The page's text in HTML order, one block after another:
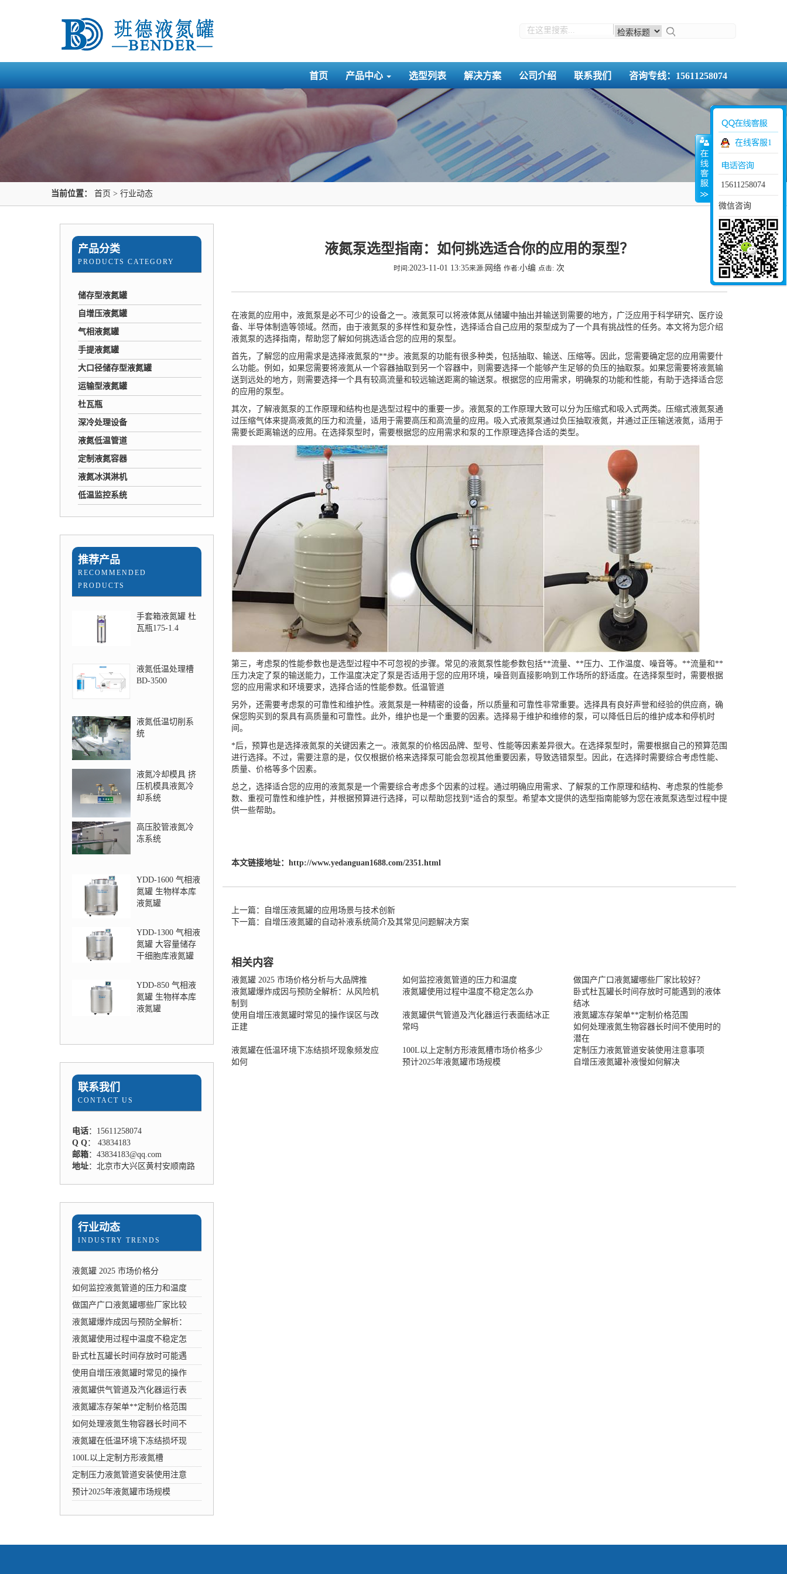
首页 产品中心 选型列表 解决方案 公司介绍 联系我们 咨询专线：15611258074
当前位置： 首页 > 行业动态
产品分类
PRODUCTS CATEGORY
储存型液氮罐
自增压液氮罐
气相液氮罐
手提液氮罐
大口径储存型液氮罐
运输型液氮罐
杜瓦瓶
深冷处理设备
液氮低温管道
定制液氮容器
液氮冰淇淋机
低温监控系统
推荐产品
RECOMMENDED
PRODUCTS
手套箱液氮罐 杜
瓦瓶175-1.4
液氮低温处理槽
BD-3500
液氮低温切削系
统
液氮冷却模具 挤
压机模具液氮冷
却系统
高压胶管液氮冷
冻系统
YDD-1600 气相液
氮罐 生物样本库
液氮罐
YDD-1300 气相液
氮罐 大容量储存
干细胞库液氮罐
YDD-850 气相液
氮罐 生物样本库
液氮罐
联系我们
CONTACT US
电话：15611258074
Q Q： 43834183
邮箱：43834183@qq.com
地址：北京市大兴区黄村安顺南路
行业动态
INDUSTRY TRENDS
液氮罐 2025 市场价格分
如何监控液氮管道的压力和温度
做国产广口液氮罐哪些厂家比较
液氮罐爆炸成因与预防全解析：
液氮罐使用过程中温度不稳定怎
卧式杜瓦罐长时间存放时可能遇
使用自增压液氮罐时常见的操作
液氮罐供气管道及汽化器运行表
液氮罐冻存架单**定制价格范围
如何处理液氮生物容器长时间不
液氮罐在低温环境下冻结损坏现
100L以上定制方形液氮槽
定制压力液氮管道安装使用注意
预计2025年液氮罐市场规模
液氮泵选型指南：如何挑选适合你的应用的泵型？
时间:2023-11-01 13:35来源:网络作者:小编 点击: 次
在液氮的应用中，液氮泵是必不可少的设备之一。液氮泵可以将液体氮从储罐中抽出并输送到需要的地方，广泛应用于科学研究、医疗设
备、半导体制造等领域。然而，由于液氮泵的多样性和复杂性，选择适合自己应用的泵型成为了一个具有挑战性的任务。本文将为您介绍
液氮泵的选择指南，帮助您了解如何挑选适合您的应用的泵型。
首先，了解您的应用需求是选择液氮泵的**步。液氮泵的功能有很多种类，包括抽取、输送、压缩等。因此，您需要确定您的应用需要什
么功能。例如，如果您需要将液氮从一个容器抽取到另一个容器中，则需要选择一个能够产生足够的负压的抽取泵。如果您需要将液氮输
送到远处的地方，则需要选择一个具有较高流量和较远输送距离的输送泵。根据您的应用需求，明确泵的功能和性能，有助于选择适合您
的应用的泵型。
其次，了解液氮泵的工作原理和结构也是选型过程中的重要一步。液氮泵的工作原理大致可以分为压缩式和吸入式两类。压缩式液氮泵通
过压缩气体来提高液氮的压力和流量，适用于需要高压和高流量的应用。吸入式液氮泵通过负压抽取液氮，并通过正压输送液氮，适用于
需要长距离输送的应用。在选择泵型时，需要根据您的应用需求和泵的工作原理选择合适的类型。
第三，考虑泵的性能参数也是选型过程中不可忽视的步骤。常见的液氮泵性能参数包括**流量、**压力、工作温度、噪音等。**流量和**
压力决定了泵的输送能力，工作温度决定了泵是否适用于您的应用环境，噪音则直接影响到工作场所的舒适度。在选择泵型时，需要根据
您的应用需求和环境要求，选择合适的性能参数。 低温管道
另外，还需要考虑泵的可靠性和维护性。液氮泵是一种精密的设备，所以质量和可靠性非常重要。选择具有良好声誉和经验的供应商，确
保您购买到的泵具有高质量和可靠性。此外，维护也是一个重要的因素。选择易于维护和维修的泵，可以降低日后的维护成本和停机时
间。
*后，预算也是选择液氮泵的关键因素之一。液氮泵的价格因品牌、型号、性能等因素差异很大。在选择泵型时，需要根据自己的预算范围
进行选择。不过，需要注意的是，仅仅根据价格来选择泵可能会忽视其他重要因素，导致选错泵型。因此，在选择时需要综合考虑性能、
质量、价格等多个因素。
总之，选择适合您的应用的液氮泵是一个需要综合考虑多个因素的过程。通过明确应用需求、了解泵的工作原理和结构、考虑泵的性能参
数、重视可靠性和维护性，并根据预算进行选择，可以帮助您找到*适合的泵型。希望本文提供的选型指南能够为您在液氮泵选型过程中提
供一些帮助。
本文链接地址： http://www.yedanguan1688.com/2351.html
上一篇：自增压液氮罐的应用场景与技术创新
下一篇：自增压液氮罐的自动补液系统简介及其常见问题解决方案
相关内容
液氮罐 2025 市场价格分析与大品牌推 如何监控液氮管道的压力和温度
做国产广口液氮罐哪些厂家比较好？
液氮罐爆炸成因与预防全解析：从风险机
制到
液氮罐使用过程中温度不稳定怎么办
卧式杜瓦罐长时间存放时可能遇到的液体
结冰
使用自增压液氮罐时常见的操作误区与改
正建
液氮罐供气管道及汽化器运行表面结冰正
常吗
液氮罐冻存架单**定制价格范围
如何处理液氮生物容器长时间不使用时的
潜在
液氮罐在低温环境下冻结损坏现象频发应
如何
100L以上定制方形液氮槽市场价格多少
定制压力液氮管道安装使用注意事项
预计2025年液氮罐市场规模
自增压液氮罐补液慢如何解决
在线客服1
15611258074
微信咨询